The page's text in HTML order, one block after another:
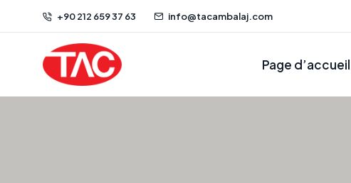
+90 212 659 37 63 info@tacambalaj.com
Page d’accueil